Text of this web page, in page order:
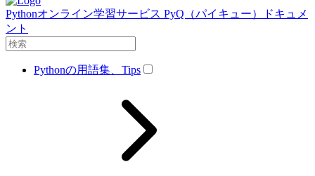
Pythonオンライン学習サービス PyQ（パイキュー）ドキュメ
ント
Pythonの用語集、Tips